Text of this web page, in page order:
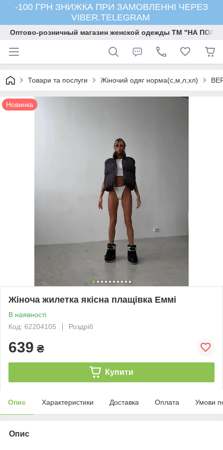
-100 ГРН ЗНИЖКА ПРИ ЗАМОВЛЕННІ ЧЕРЕЗ
VIBER.TELEGRAM
Оптово-розничный магазин женской одежды ТМ "НА
Товари та послуги Жіночий одяг норма(с,м,л,хл)
Новинка
Жіноча жилетка якісна плащівка Еммі
В наявності
Код: 62204105
Роздріб
639 ₴
Купити
Опис Характеристики Доставка Оплата Умови
Опис